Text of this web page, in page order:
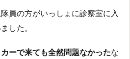
員の方がいっしょに診察室に入
した。
ーで来ても全然問題なかったな